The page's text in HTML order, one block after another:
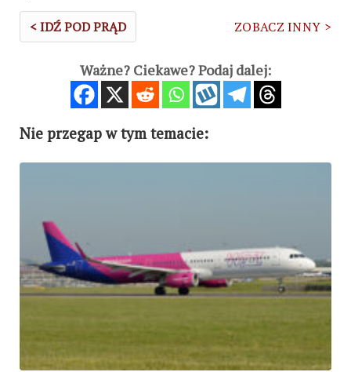
< IDŹ POD PRĄD ZOBACZ INNY >
Ważne? Ciekawe? Podaj dalej:
Nie przegap w tym temacie: